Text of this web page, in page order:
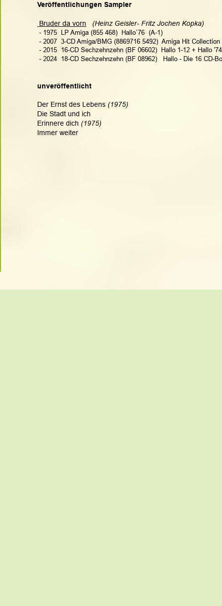
Veröffentlichungen Sampler
Bruder da vorn
(Heinz Geisler- Fritz Jochen Kopka)
- 1975  LP Amiga (855 468)  Hallo`76  (A-1)
- 2007  3-CD Amiga/BMG (8869716 5492)  Amiga Hit
- 2015  16-CD Sechzehnzehn (BF 06602)  Hallo 1-12 + Hallo
- 2024  18-CD Sechzehnzehn (BF 08962)   Hallo - Die 16 CD-
unveröffentlicht
Der Ernst des Lebens (1975)
Die Stadt und ich
Erinnere dich (1975)
Immer weiter